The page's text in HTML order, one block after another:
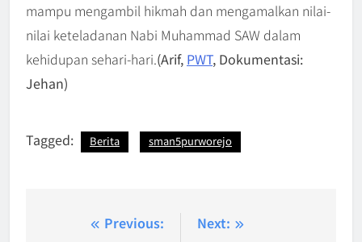
mampu mengambil hikmah dan mengamalkan nilai-
nilai keteladanan Nabi Muhammad SAW dalam
kehidupan sehari-hari.(Arif, PWT, Dokumentasi:
Jehan)
Tagged: Berita sman5purworejo
NavigasiPrevious:
Next: